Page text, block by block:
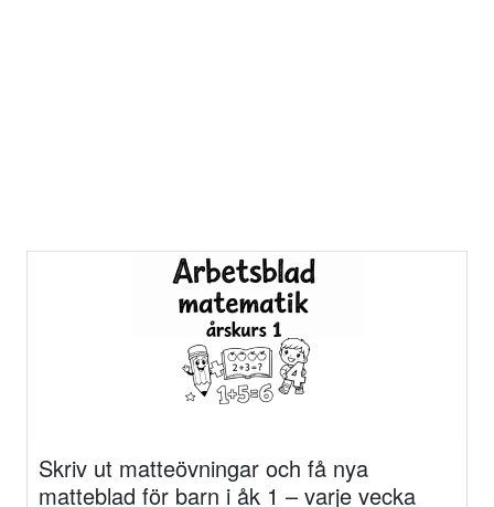
Skriv ut matteövningar och få nya
matteblad för barn i åk 1 – varje vecka